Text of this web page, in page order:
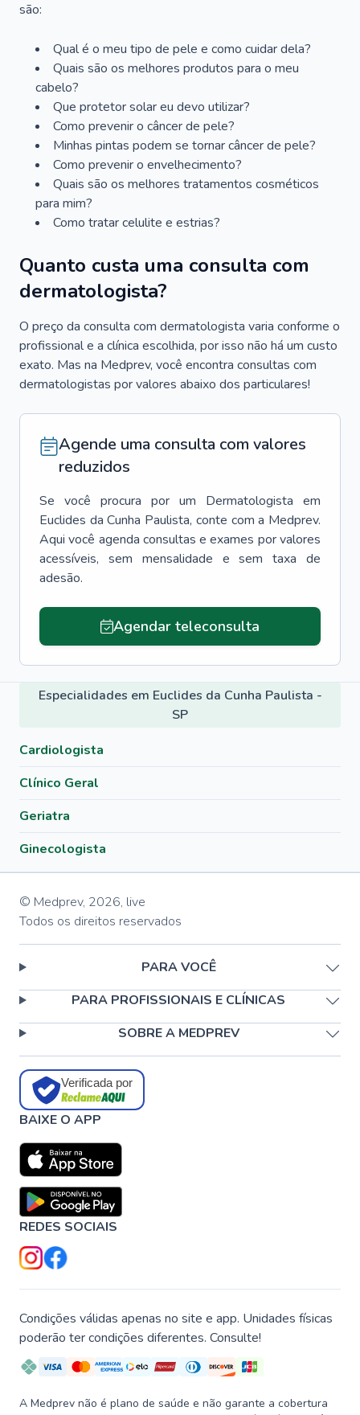
são:
Qual é o meu tipo de pele e como cuidar dela?
Quais são os melhores produtos para o meu
cabelo?
Que protetor solar eu devo utilizar?
Como prevenir o câncer de pele?
Minhas pintas podem se tornar câncer de pele?
Como prevenir o envelhecimento?
Quais são os melhores tratamentos cosméticos
para mim?
Como tratar celulite e estrias?
Quanto custa uma consulta com
dermatologista?
O preço da consulta com dermatologista varia conforme o
profissional e a clínica escolhida, por isso não há um custo
exato. Mas na Medprev, você encontra consultas com
dermatologistas por valores abaixo dos particulares!
Agende uma consulta com valores
reduzidos
Se você procura por um Dermatologista em
Euclides da Cunha Paulista, conte com a Medprev.
Aqui você agenda consultas e exames por valores
acessíveis, sem mensalidade e sem taxa de
adesão.
Agendar teleconsulta
Especialidades em Euclides da Cunha Paulista -
SP
Cardiologista
Clínico Geral
Geriatra
Ginecologista
© Medprev, 2026, live
Todos os direitos reservados
PARA VOCÊ
PARA PROFISSIONAIS E CLÍNICAS
SOBRE A MEDPREV
Verificada por
BAIXE O APP
REDES SOCIAIS
Condições válidas apenas no site e app. Unidades físicas
poderão ter condições diferentes. Consulte!
A Medprev não é plano de saúde e não garante a cobertura